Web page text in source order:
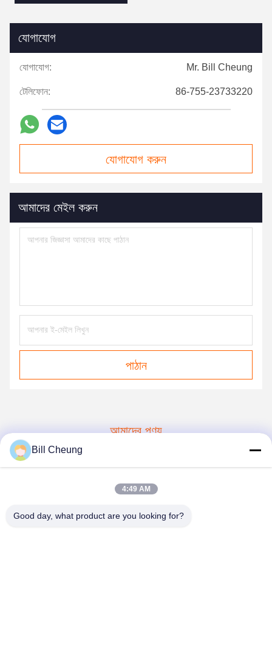
যোগাযোগ
যোগাযোগ: Mr. Bill Cheung
টেলিফোন: 86-755-23733220
যোগাযোগ করুন
আমাদের মেইল ​​করুন
পাঠান
আমাদের পণ্য
Bill Cheung
4:49 AM
Good day, what product are you looking for?